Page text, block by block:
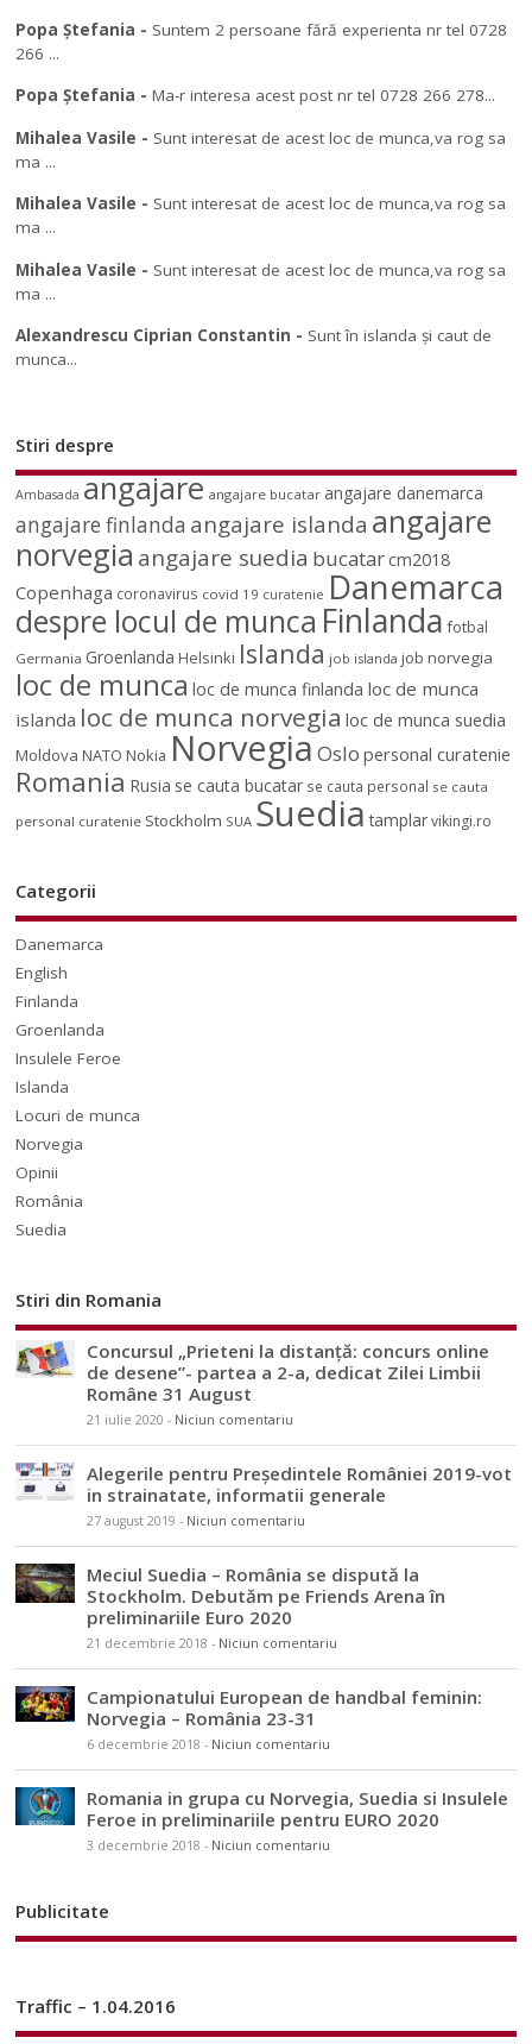
Popa Ștefania - Suntem 2 persoane fără experienta nr tel 0728
266 ...
Popa Ștefania -Ma-r interesa acest post nr tel 0728 266 278...
Mihalea Vasile - Sunt interesat de acest loc de munca,va rog sa
ma ...
Mihalea Vasile - Sunt interesat de acest loc de munca,va rog sa
ma ...
Mihalea Vasile - Sunt interesat de acest loc de munca,va rog sa
ma ...
Alexandrescu Ciprian Constantin - Sunt în islanda și caut de
munca...
Stiri despre
Ambasada angajare angajare bucatar angajare danemarca
angajare finlanda angajare islanda angajare
norvegia angajare suedia bucatarcm2018
Copenhaga coronavirus covid 19 curatenie Danemarca
despre locul de munca Finlanda fotbal
Germania Groenlanda Helsinki Islanda job islanda job norvegia
loc de munca loc de munca finlanda loc de munca
islanda loc de munca norvegia loc de munca suedia
Moldova NATO Nokia NorvegiaOslo personal curatenie
Romania Rusia se cauta bucatar se cauta personal se cauta
personal curatenie Stockholm SUA Suedia tamplar vikingi.ro
Categorii
Danemarca
English
Finlanda
Groenlanda
Insulele Feroe
Islanda
Locuri de munca
Norvegia
Opinii
România
Suedia
Stiri din Romania
Concursul „Prieteni la distanță: concurs online
de desene”- partea a 2-a, dedicat Zilei Limbii
Române 31 August
21 iulie 2020 - Niciun comentariu
Alegerile pentru Președintele României 2019-vot
in strainatate, informatii generale
27 august 2019 - Niciun comentariu
Meciul Suedia – România se dispută la
Stockholm. Debutăm pe Friends Arena în
preliminariile Euro 2020
21 decembrie 2018 - Niciun comentariu
Campionatului European de handbal feminin:
Norvegia – România 23-31
6 decembrie 2018 - Niciun comentariu
Romania in grupa cu Norvegia, Suedia si Insulele
Feroe in preliminariile pentru EURO 2020
3 decembrie 2018 - Niciun comentariu
Publicitate
Traffic – 1.04.2016